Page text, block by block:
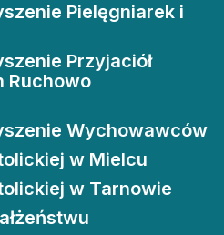
Pielęgniarek i
Przyjaciół
Ruchowo
Wychowawców
w Mielcu
w Tarnowie